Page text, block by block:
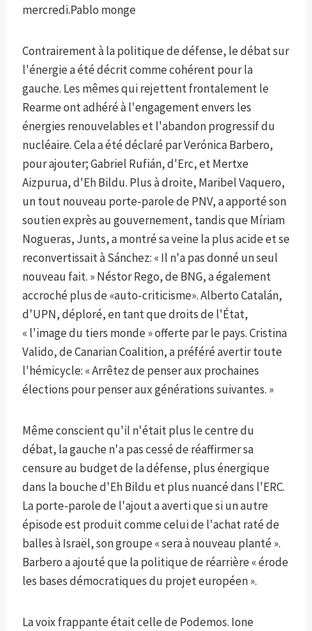
mercredi.Pablo monge
Contrairement à la politique de défense, le débat sur
l'énergie a été décrit comme cohérent pour la
gauche. Les mêmes qui rejettent frontalement le
Rearme ont adhéré à l'engagement envers les
énergies renouvelables et l'abandon progressif du
nucléaire. Cela a été déclaré par Verónica Barbero,
pour ajouter; Gabriel Rufián, d'Erc, et Mertxe
Aizpurua, d'Eh Bildu. Plus à droite, Maribel Vaquero,
un tout nouveau porte-parole de PNV, a apporté son
soutien exprès au gouvernement, tandis que Míriam
Nogueras, Junts, a montré sa veine la plus acide et se
reconvertissait à Sánchez: « Il n'a pas donné un seul
nouveau fait. » Néstor Rego, de BNG, a également
accroché plus de «auto-criticisme». Alberto Catalán,
d'UPN, déploré, en tant que droits de l'État,
« l'image du tiers monde » offerte par le pays. Cristina
Valido, de Canarian Coalition, a préféré avertir toute
l'hémicycle: « Arrêtez de penser aux prochaines
élections pour penser aux générations suivantes. »
Même conscient qu'il n'était plus le centre du
débat, la gauche n'a pas cessé de réaffirmer sa
censure au budget de la défense, plus énergique
dans la bouche d'Eh Bildu et plus nuancé dans l'ERC.
La porte-parole de l'ajout a averti que si un autre
épisode est produit comme celui de l'achat raté de
balles à Israël, son groupe « sera à nouveau planté ».
Barbero a ajouté que la politique de réarrière « érode
les bases démocratiques du projet européen ».
La voix frappante était celle de Podemos. Ione